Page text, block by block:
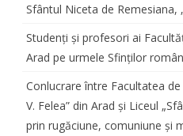
Sfântul Niceta de Remesiana,
Studenți și profesori ai
Arad pe urmele Sfinților
Conlucrare între Facultatea
V. Felea” din Arad și Liceul
prin rugăciune, comuniune și